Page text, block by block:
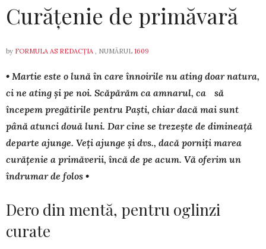
Curățenie de primăvară
by FORMULA AS REDACȚIA , NUMĂRUL 1609
• Martie este o lună în care înnoirile nu ating doar natura,
ci ne ating și pe noi. Scăpărăm ca amnarul, ca să
începem pregătirile pentru Paști, chiar dacă mai sunt
până atunci două luni. Dar cine se trezește de dimi­nea­ță
departe ajunge. Veți ajunge și dvs., dacă porniți ma­rea
curățenie a primăverii, încă de pe acum. Vă oferim un
îndrumar de folos •
Dero din mentă, pentru oglinzi
curate